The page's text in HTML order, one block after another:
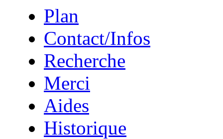
Plan
Contact/Infos
Recherche
Merci
Aides
Historique